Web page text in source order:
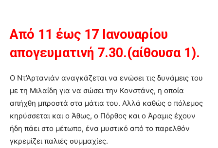
Από 11 έως 17 Ιανουαρίου
απογευματινή 7.30.(αίθουσα 1).
O Ντ’Αρτανιάν αναγκάζεται να ενώσει τις δυνάμεις του
με τη Μιλαίδη για να σώσει την Κονστάνς, η οποία
απήχθη μπροστά στα μάτια του. Αλλά καθώς ο πόλεμος
κηρύσσεται και ο Άθως, ο Πόρθος και ο Άραμις έχουν
ήδη πάει στο μέτωπο, ένα μυστικό από το παρελθόν
γκρεμίζει παλιές συμμαχίες.